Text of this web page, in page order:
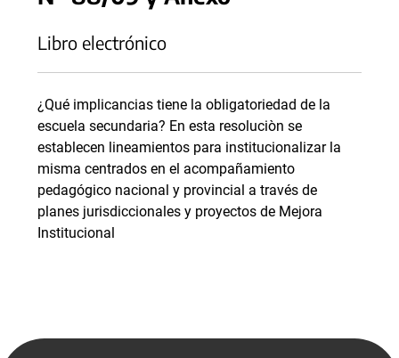
Libro electrónico
¿Qué implicancias tiene la obligatoriedad de la
escuela secundaria? En esta resoluciòn se
establecen lineamientos para institucionalizar la
misma centrados en el acompañamiento
pedagógico nacional y provincial a través de
planes jurisdiccionales y proyectos de Mejora
Institucional